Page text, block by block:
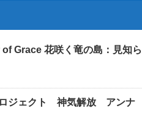
of Grace 花咲く竜の島：見知